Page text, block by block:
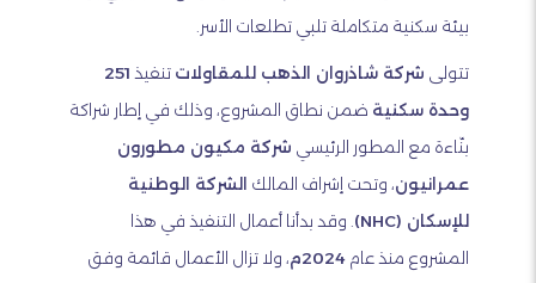
بيئة سكنية متكاملة تلبي تطلعات الأسر.
تتولى شركة شاذروان الذهب للمقاولات تنفيذ 251
وحدة سكنية ضمن نطاق المشروع، وذلك في إطار شراكة
بنّاءة مع المطور الرئيسي شركة مكيون مطورون
عمرانيون، وتحت إشراف المالك
الشركة الوطنية
للإسكان (NHC)
. وقد بدأنا أعمال التنفيذ في هذا
المشروع منذ عام 2024م
، ولا تزال الأعمال قائمة وفق